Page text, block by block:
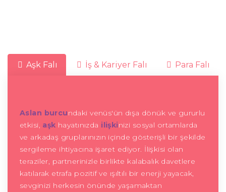
Aşk Falı İş & Kariyer Falı Para Falı
Aslan burcundaki venüs'ün dışa dönük ve gururlu
etkisi, aşk hayatınızda ilişkinizi sosyal ortamlarda
ve arkadaş gruplarınızın içinde gösterişli bir şekilde
sergileme ihtiyacına işaret ediyor. İlişkisi olan
teraziler, partnerinizle birlikte kalabalık davetlere
katılarak etrafa pozitif ve ışıltılı bir enerji yayacak,
sevginizi herkesin önünde yaşamaktan